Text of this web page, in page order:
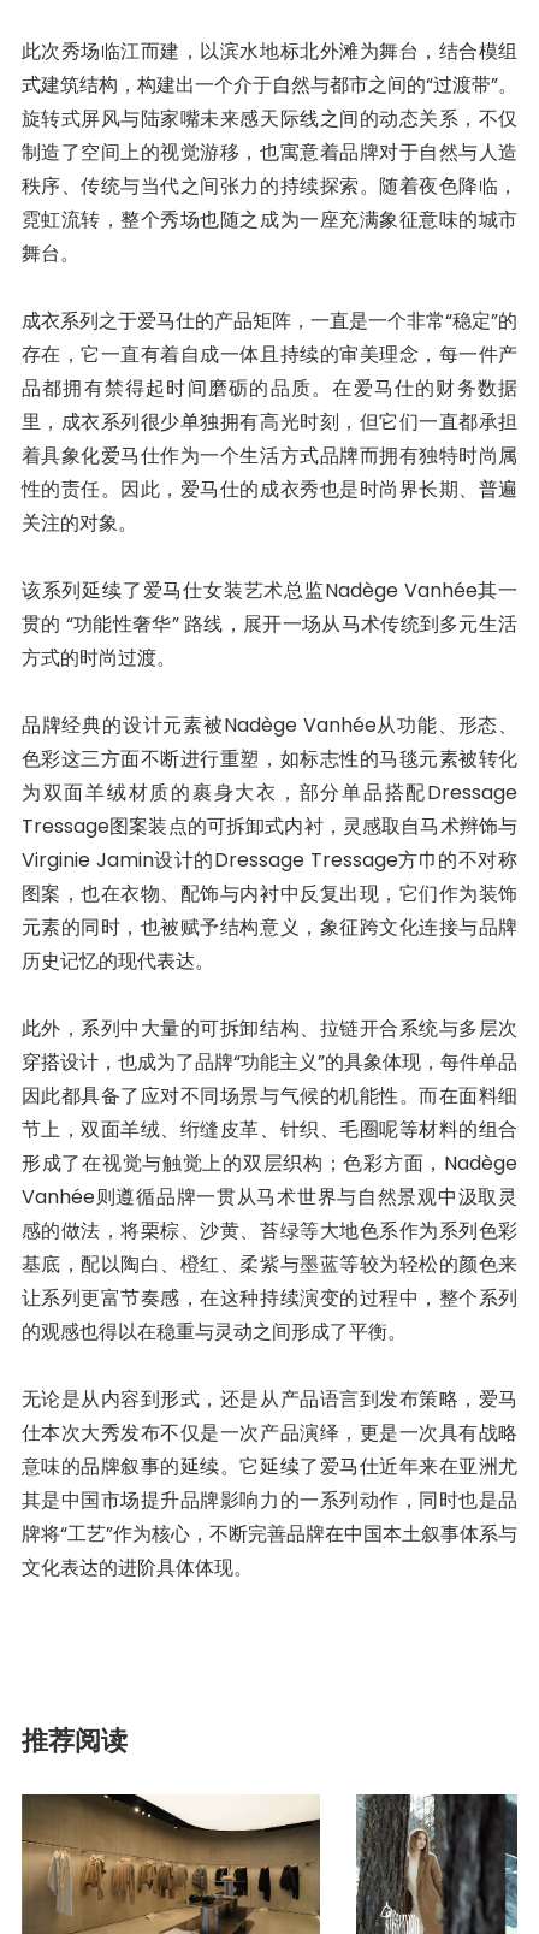
此次秀场临江而建，以滨水地标北外滩为舞台，结合模组
式建筑结构，构建出一个介于自然与都市之间的“过渡带”。
旋转式屏风与陆家嘴未来感天际线之间的动态关系，不仅
制造了空间上的视觉游移，也寓意着品牌对于自然与人造
秩序、传统与当代之间张力的持续探索。随着夜色降临，
霓虹流转，整个秀场也随之成为一座充满象征意味的城市
舞台。
成衣系列之于爱马仕的产品矩阵，一直是一个非常“稳定”的
存在，它一直有着自成一体且持续的审美理念，每一件产
品都拥有禁得起时间磨砺的品质。在爱马仕的财务数据
里，成衣系列很少单独拥有高光时刻，但它们一直都承担
着具象化爱马仕作为一个生活方式品牌而拥有独特时尚属
性的责任。因此，爱马仕的成衣秀也是时尚界长期、普遍
关注的对象。
该系列延续了爱马仕女装艺术总监Nadège Vanhée其一
贯的 “功能性奢华” 路线，展开一场从马术传统到多元生活
方式的时尚过渡。
品牌经典的设计元素被Nadège Vanhée从功能、形态、
色彩这三方面不断进行重塑，如标志性的马毯元素被转化
为双面羊绒材质的裹身大衣，部分单品搭配Dressage
Tressage图案装点的可拆卸式内衬，灵感取自马术辫饰与
Virginie Jamin设计的Dressage Tressage方巾的不对称
图案，也在衣物、配饰与内衬中反复出现，它们作为装饰
元素的同时，也被赋予结构意义，象征跨文化连接与品牌
历史记忆的现代表达。
此外，系列中大量的可拆卸结构、拉链开合系统与多层次
穿搭设计，也成为了品牌“功能主义”的具象体现，每件单品
因此都具备了应对不同场景与气候的机能性。而在面料细
节上，双面羊绒、绗缝皮革、针织、毛圈呢等材料的组合
形成了在视觉与触觉上的双层织构；色彩方面，Nadège
Vanhée则遵循品牌一贯从马术世界与自然景观中汲取灵
感的做法，将栗棕、沙黄、苔绿等大地色系作为系列色彩
基底，配以陶白、橙红、柔紫与墨蓝等较为轻松的颜色来
让系列更富节奏感，在这种持续演变的过程中，整个系列
的观感也得以在稳重与灵动之间形成了平衡。
无论是从内容到形式，还是从产品语言到发布策略，爱马
仕本次大秀发布不仅是一次产品演绎，更是一次具有战略
意味的品牌叙事的延续。它延续了爱马仕近年来在亚洲尤
其是中国市场提升品牌影响力的一系列动作，同时也是品
牌将“工艺”作为核心，不断完善品牌在中国本土叙事体系与
文化表达的进阶具体体现。
推荐阅读